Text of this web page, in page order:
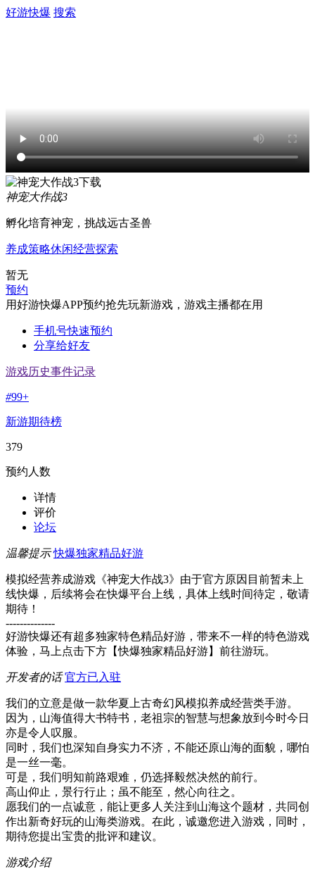
好游快爆 搜索
神宠大作战3
孵化培育神宠，挑战远古圣兽
养成策略休闲经营探索
暂无
预约
用好游快爆APP预约抢先玩新游戏，游戏主播都在用
手机号快速预约
分享给好友
游戏历史事件记录
#99+
新游期待榜
379
预约人数
详情
评价
论坛
温馨提示 快爆独家精品好游
模拟经营养成游戏《神宠大作战3》由于官方原因目前暂未上
线快爆，后续将会在快爆平台上线，具体上线时间待定，敬请
期待！
--------------
好游快爆还有超多独家特色精品好游，带来不一样的特色游戏
体验，马上点击下方【快爆独家精品好游】前往游玩。
开发者的话 官方已入驻
我们的立意是做一款华夏上古奇幻风模拟养成经营类手游。
因为，山海值得大书特书，老祖宗的智慧与想象放到今时今日
亦是令人叹服。
同时，我们也深知自身实力不济，不能还原山海的面貌，哪怕
是一丝一毫。
可是，我们明知前路艰难，仍选择毅然决然的前行。
高山仰止，景行行止；虽不能至，然心向往之。
愿我们的一点诚意，能让更多人关注到山海这个题材，共同创
作出新奇好玩的山海类游戏。在此，诚邀您进入游戏，同时，
期待您提出宝贵的批评和建议。
游戏介绍